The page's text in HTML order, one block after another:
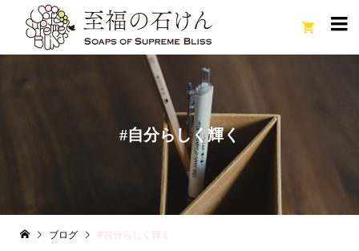

#自分らしく輝く
ブログ #自分らしく輝く